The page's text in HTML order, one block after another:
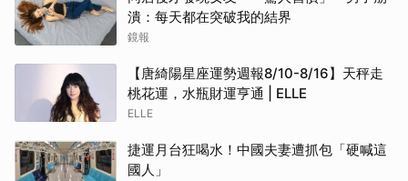
潰：每天都在突破我的結界
鏡報
【唐綺陽星座運勢週報8/10-8/16】天秤走
桃花運，水瓶財運亨通 | ELLE
ELLE
捷運月台狂喝水！中國夫妻遭抓包「硬喊這
國人」